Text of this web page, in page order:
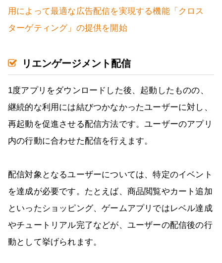
用によって最適な広告配信を実現する機能「クロス
ターゲティング」の提供を開始
リエンゲージメント配信
1度アプリをダウンロードした後、起動したものの、
継続的な利用には結びつかなかったユーザーに対し、
再起動を促進させる配信方法です。ユーザーのアプリ
内の行動に合わせた配信を行えます。
配信対象となるユーザーについては、特定のイベント
を達成が必要です。たとえば、商品閲覧やカート追加
といったショッピング、ゲームアプリではレベル達成
やチュートリアル完了などが、ユーザーの配信後の行
動として挙げられます。